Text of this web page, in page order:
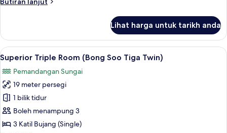
Tiga)
Triple
Room
(Bong
Soo
Tiga)
Lihat harga untuk tarikh anda
Lihat
semua
foto
untuk
Superior
Triple
Room
Superior Triple Room (Bong Soo
1
Superior Triple Room (Bong Soo Tiga Twin)
Pemandangan Sungai
19 meter persegi
1 bilik tidur
Boleh menampung 3
3 Katil Bujang (Single)